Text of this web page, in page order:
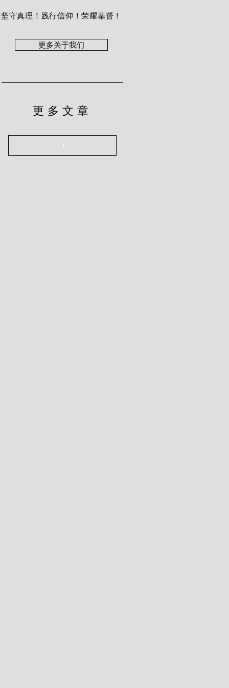
坚守真理！践行信仰！荣耀基督！
更多关于我们
更多文章